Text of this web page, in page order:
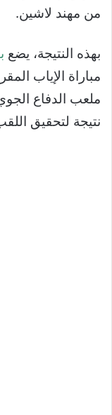
من مهند لاشين.
بهذه النتيجة، يضع
ملعب الدفاع
نتيجة لتحقيق